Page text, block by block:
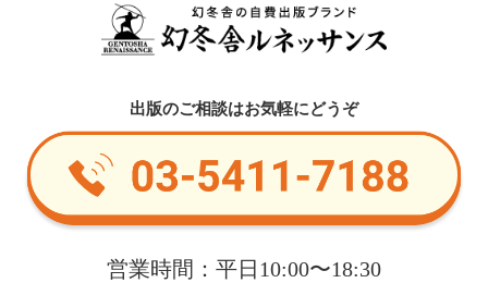
出版のご相談はお気軽にどうぞ
営業時間：平日10:00〜18:30